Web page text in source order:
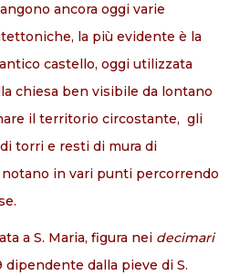
ancora oggi varie
la più evidente è la
castello, oggi utilizzata
chiesa ben visibile da lontano
il territorio circostante, gli
torri e resti di mura di
in vari punti percorrendo
a S. Maria, figura nei decimari
dipendente dalla pieve di S.